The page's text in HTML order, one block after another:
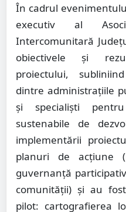
În cadrul
executiv al
Intercomunitară
obiectivele și
proiectului,
dintre administrațiile
și specialiști
sustenabile de
implementării
planuri de acțiune
guvernanță
comunității) și au
pilot: cartografierea